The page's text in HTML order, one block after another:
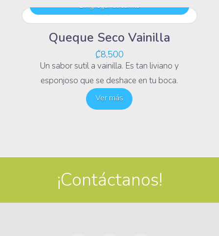
Queque Seco Vainilla
₡8,500
Un sabor sutil a vainilla. Es tan liviano y
esponjoso que se deshace en tu boca.
Agregar al carrito
Ver más
¡Contáctanos!